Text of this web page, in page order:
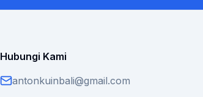
Hubungi Kami
antonkuinbali@gmail.com